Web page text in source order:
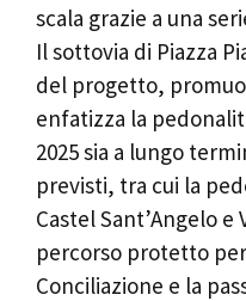
scala grazie a una
Il sottovia di Piazza
del progetto,
enfatizza la
2025 sia a lungo
previsti, tra cui la
Castel Sant’Angelo
percorso protetto
Conciliazione e la